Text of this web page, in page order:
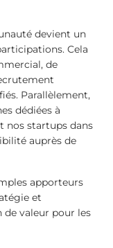
devient un
Cela
de
Parallèlement,
dédiées à
nos startups dans
auprès de
apporteurs
et
valeur pour les